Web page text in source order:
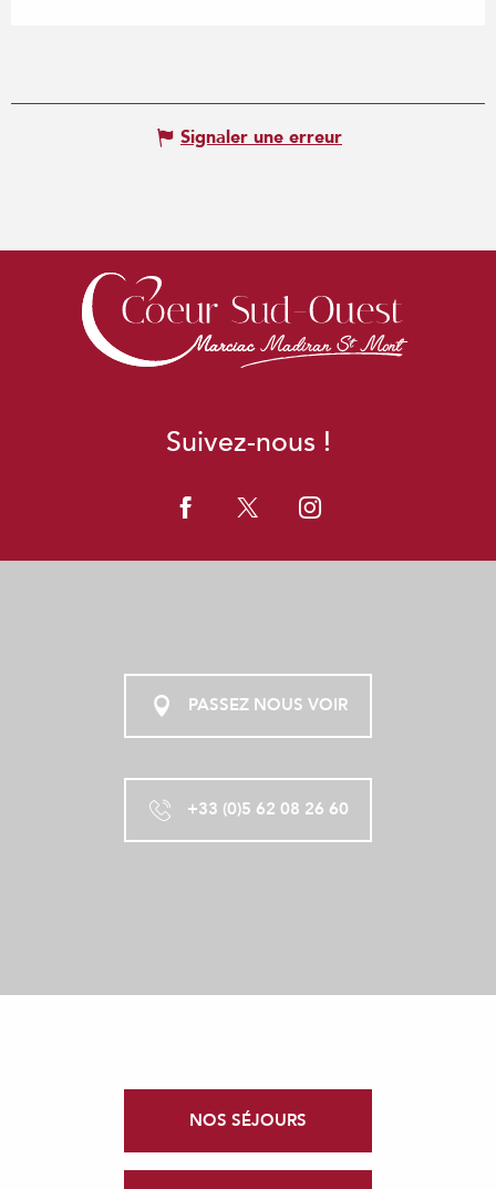
Signaler une erreur
Suivez-nous !
PASSEZ NOUS VOIR
+33 (0)5 62 08 26 60
NOS SÉJOURS